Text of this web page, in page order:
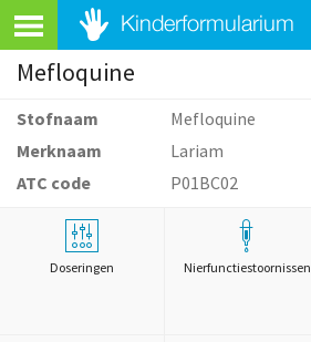
Mefloquine
Stofnaam
Mefloquine
Merknaam
Lariam
ATC code
P01BC02
Doseringen Nierfunctiestoornissen